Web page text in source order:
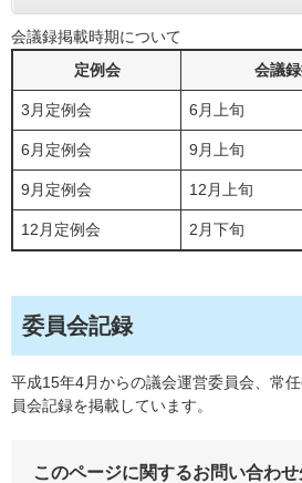
会議録掲載時期について
定例会
会議
3月定例会 6月上旬
6月定例会 9月上旬
9月定例会 12月上旬
12月定例会 2月下旬
委員会記録
平成15年4月からの議会運営委員会、常
員会記録を掲載しています。
このページに関するお問い合わせ